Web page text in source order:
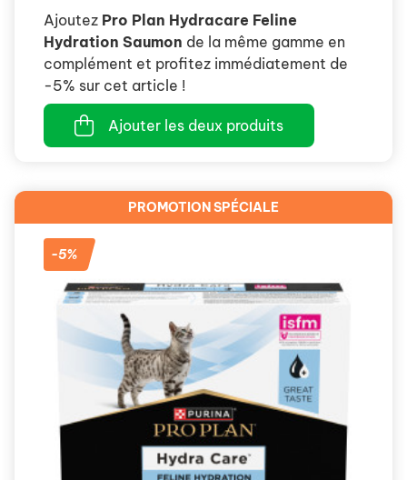
Ajoutez Pro Plan Hydracare Feline
Hydration Saumon de la même gamme en
complément et profitez immédiatement de
-5% sur cet article !
Ajouter les deux produits
PROMOTION SPÉCIALE
-5%